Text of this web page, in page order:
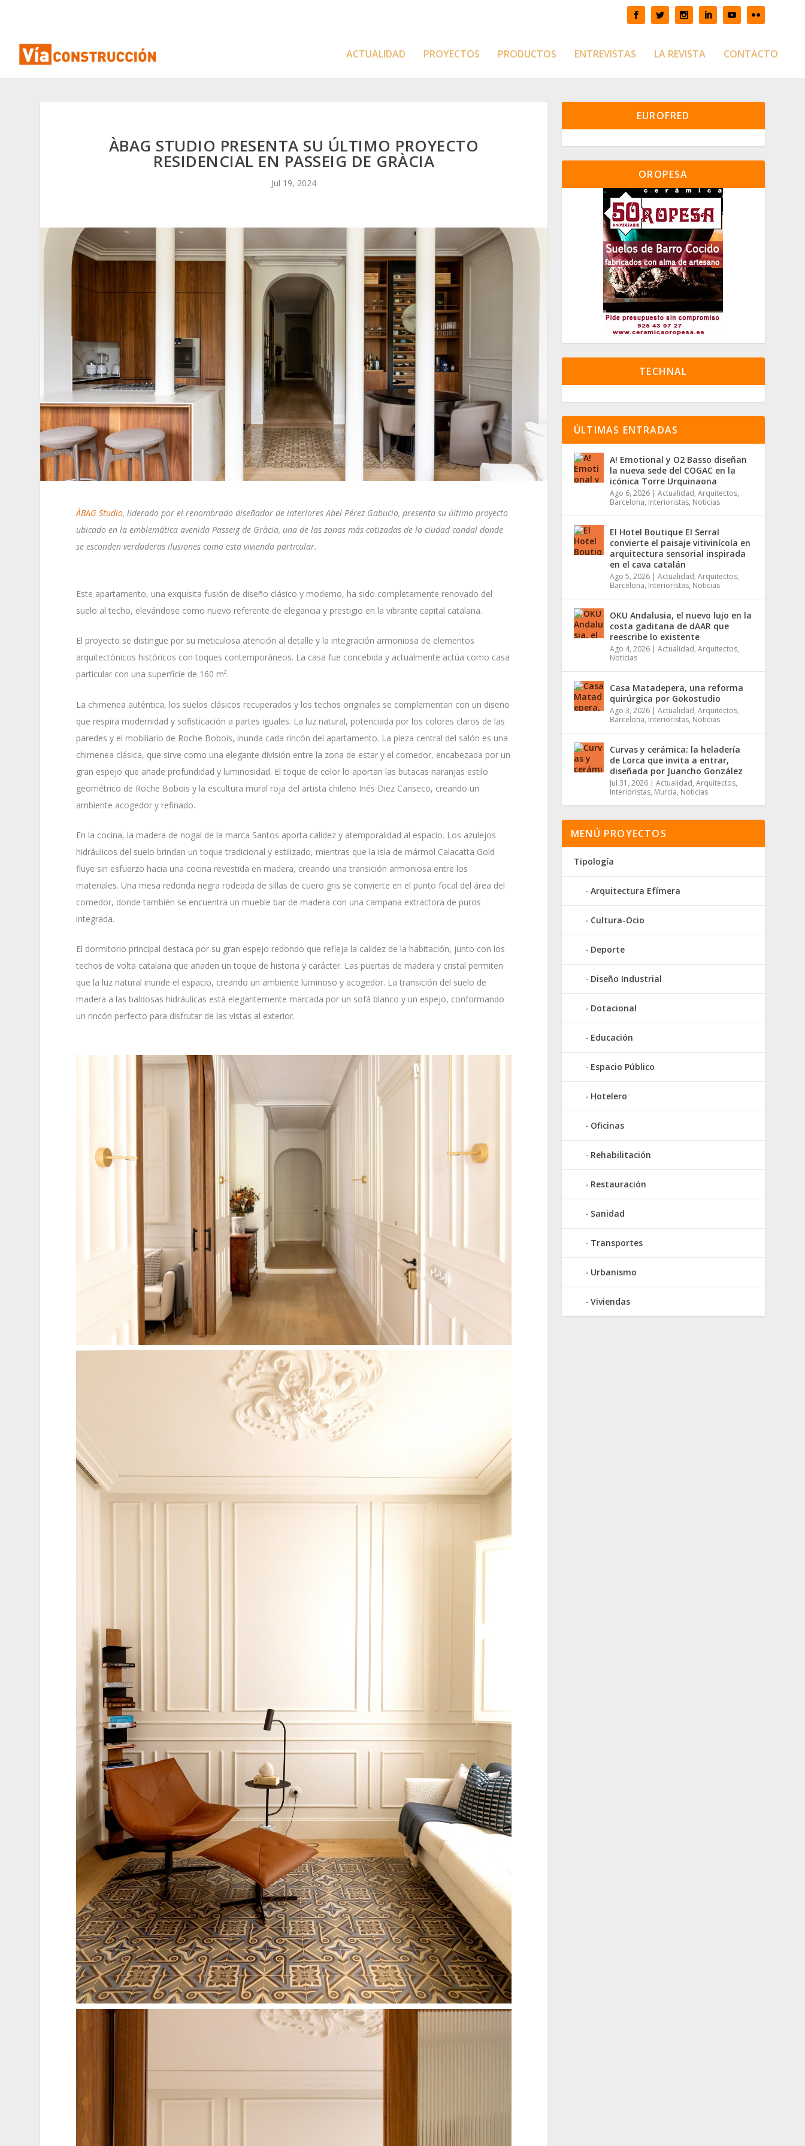
ACTUALIDAD PROYECTOS PRODUCTOS ENTREVISTAS LA REVISTA CONTACTO
ÀBAG STUDIO PRESENTA SU ÚLTIMO PROYECTO
RESIDENCIAL EN PASSEIG DE GRÀCIA
Jul 19, 2024
ÀBAG Studio, liderado por el renombrado diseñador de interiores Abel Pérez Gabucio, presenta su último proyecto
ubicado en la emblemática avenida Passeig de Gràcia, una de las zonas más cotizadas de la ciudad condal donde
se esconden verdaderas ilusiones como esta vivienda particular.
Este apartamento, una exquisita fusión de diseño clásico y moderno, ha sido completamente renovado del
suelo al techo, elevándose como nuevo referente de elegancia y prestigio en la vibrante capital catalana.
El proyecto se distingue por su meticulosa atención al detalle y la integración armoniosa de elementos
arquitectónicos históricos con toques contemporáneos. La casa fue concebida y actualmente actúa como casa
particular con una superficie de 160 m².
La chimenea auténtica, los suelos clásicos recuperados y los techos originales se complementan con un diseño
que respira modernidad y sofisticación a partes iguales. La luz natural, potenciada por los colores claros de las
paredes y el mobiliario de Roche Bobois, inunda cada rincón del apartamento. La pieza central del salón es una
chimenea clásica, que sirve como una elegante división entre la zona de estar y el comedor, encabezada por un
gran espejo que añade profundidad y luminosidad. El toque de color lo aportan las butacas naranjas estilo
geométrico de Roche Bobois y la escultura mural roja del artista chileno Inés Diez Canseco, creando un
ambiente acogedor y refinado.
En la cocina, la madera de nogal de la marca Santos aporta calidez y atemporalidad al espacio. Los azulejos
hidráulicos del suelo brindan un toque tradicional y estilizado, mientras que la isla de mármol Calacatta Gold
fluye sin esfuerzo hacia una cocina revestida en madera, creando una transición armoniosa entre los
materiales. Una mesa redonda negra rodeada de sillas de cuero gris se convierte en el punto focal del área del
comedor, donde también se encuentra un mueble bar de madera con una campana extractora de puros
integrada.
El dormitorio principal destaca por su gran espejo redondo que refleja la calidez de la habitación, junto con los
techos de volta catalana que añaden un toque de historia y carácter. Las puertas de madera y cristal permiten
que la luz natural inunde el espacio, creando un ambiente luminoso y acogedor. La transición del suelo de
madera a las baldosas hidráulicas está elegantemente marcada por un sofá blanco y un espejo, conformando
un rincón perfecto para disfrutar de las vistas al exterior.
EUROFRED
OROPESA
TECHNAL
ÚLTIMAS ENTRADAS
A! Emotional y O2 Basso diseñan
la nueva sede del COGAC en la
icónica Torre Urquinaona
Ago 6, 2026 | Actualidad, Arquitectos,
Barcelona, Interioristas, Noticias
El Hotel Boutique El Serral
convierte el paisaje vitivinícola en
arquitectura sensorial inspirada
en el cava catalán
Ago 5, 2026 | Actualidad, Arquitectos,
Barcelona, Interioristas, Noticias
OKU Andalusia, el nuevo lujo en la
costa gaditana de dAAR que
reescribe lo existente
Ago 4, 2026 | Actualidad, Arquitectos,
Noticias
Casa Matadepera, una reforma
quirúrgica por Gokostudio
Ago 3, 2026 | Actualidad, Arquitectos,
Barcelona, Interioristas, Noticias
Curvas y cerámica: la heladería
de Lorca que invita a entrar,
diseñada por Juancho González
Jul 31, 2026 | Actualidad, Arquitectos,
Interioristas, Murcia, Noticias
MENÚ PROYECTOS
Tipología
Arquitectura Efímera
Cultura-Ocio
Deporte
Diseño Industrial
Dotacional
Educación
Espacio Público
Hotelero
Oficinas
Rehabilitación
Restauración
Sanidad
Transportes
Urbanismo
Viviendas